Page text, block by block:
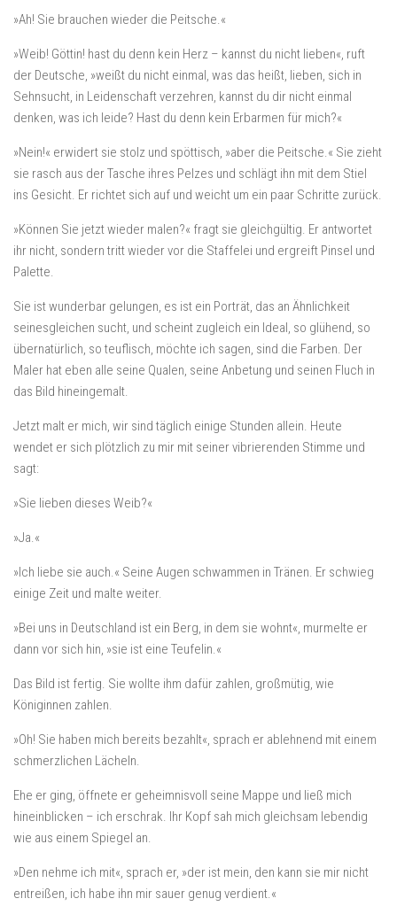
»Ah! Sie brauchen wieder die Peitsche.«
»Weib! Göttin! hast du denn kein Herz – kannst du nicht lieben«, ruft
der Deutsche, »weißt du nicht einmal, was das heißt, lieben, sich in
Sehnsucht, in Leidenschaft verzehren, kannst du dir nicht einmal
denken, was ich leide? Hast du denn kein Erbarmen für mich?«
»Nein!« erwidert sie stolz und spöttisch, »aber die Peitsche.« Sie zieht
sie rasch aus der Tasche ihres Pelzes und schlägt ihn mit dem Stiel
ins Gesicht. Er richtet sich auf und weicht um ein paar Schritte zurück.
»Können Sie jetzt wieder malen?« fragt sie gleichgültig. Er antwortet
ihr nicht, sondern tritt wieder vor die Staffelei und ergreift Pinsel und
Palette.
Sie ist wunderbar gelungen, es ist ein Porträt, das an Ähnlichkeit
seinesgleichen sucht, und scheint zugleich ein Ideal, so glühend, so
übernatürlich, so teuflisch, möchte ich sagen, sind die Farben. Der
Maler hat eben alle seine Qualen, seine Anbetung und seinen Fluch in
das Bild hineingemalt.
Jetzt malt er mich, wir sind täglich einige Stunden allein. Heute
wendet er sich plötzlich zu mir mit seiner vibrierenden Stimme und
sagt:
»Sie lieben dieses Weib?«
»Ja.«
»Ich liebe sie auch.« Seine Augen schwammen in Tränen. Er schwieg
einige Zeit und malte weiter.
»Bei uns in Deutschland ist ein Berg, in dem sie wohnt«, murmelte er
dann vor sich hin, »sie ist eine Teufelin.«
Das Bild ist fertig. Sie wollte ihm dafür zahlen, großmütig, wie
Königinnen zahlen.
»Oh! Sie haben mich bereits bezahlt«, sprach er ablehnend mit einem
schmerzlichen Lächeln.
Ehe er ging, öffnete er geheimnisvoll seine Mappe und ließ mich
hineinblicken – ich erschrak. Ihr Kopf sah mich gleichsam lebendig
wie aus einem Spiegel an.
»Den nehme ich mit«, sprach er, »der ist mein, den kann sie mir nicht
entreißen, ich habe ihn mir sauer genug verdient.«